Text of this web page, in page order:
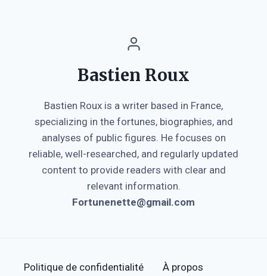
Bastien Roux
Bastien Roux is a writer based in France,
specializing in the fortunes, biographies, and
analyses of public figures. He focuses on
reliable, well-researched, and regularly updated
content to provide readers with clear and
relevant information.
Fortunenette@gmail.com
Politique de confidentialité À propos